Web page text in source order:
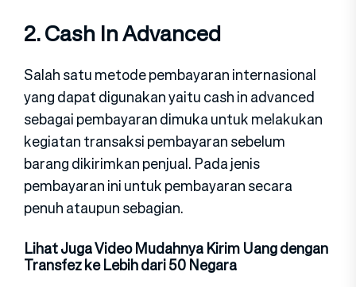
2. Cash In Advanced
Salah satu metode pembayaran internasional
yang dapat digunakan yaitu cash in advanced
sebagai pembayaran dimuka untuk melakukan
kegiatan transaksi pembayaran sebelum
barang dikirimkan penjual. Pada jenis
pembayaran ini untuk pembayaran secara
penuh ataupun sebagian.
Lihat Juga Video Mudahnya Kirim Uang dengan
Transfez ke Lebih dari 50 Negara